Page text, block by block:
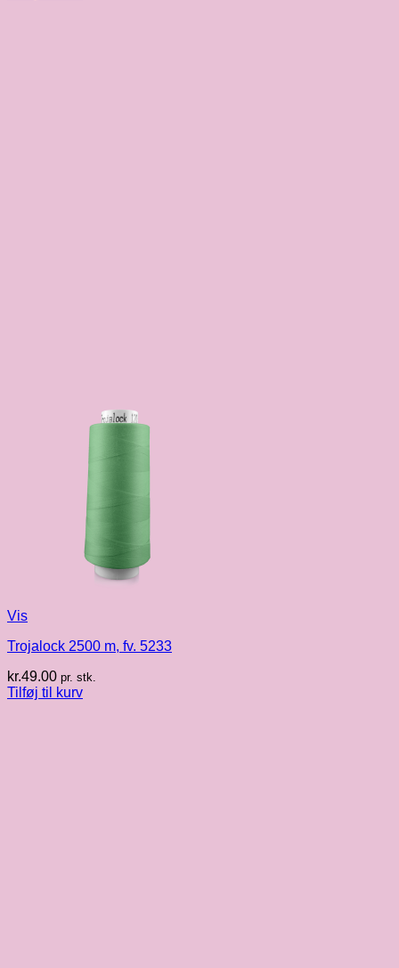
Vis
Trojalock 2500 m, fv. 5233
kr.49.00 pr. stk.
Tilføj til kurv